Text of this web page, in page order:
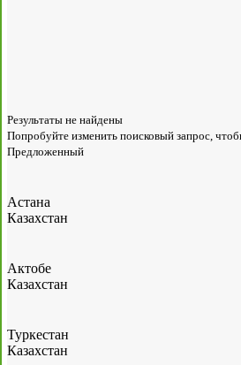
Результаты не найдены
Попробуйте изменить поисковый запрос,
Предложенный
Астана
Казахстан
Актобе
Казахстан
Туркестан
Казахстан